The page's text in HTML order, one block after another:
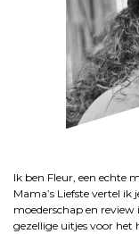
Ik ben Fleur, een echte
Mama’s Liefste vertel
moederschap en
gezellige uitjes voor het